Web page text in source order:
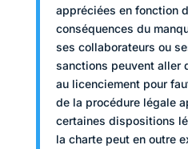
appréciées en fonction
conséquences du
ses collaborateurs ou
sanctions peuvent aller
au licenciement pour
de la procédure légale
certaines dispositions
la charte peut en outre